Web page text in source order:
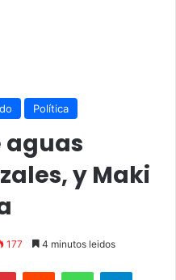
Política
aguas
y Maki
177 4 minutos leidos
PinterestReddit WhatsApp